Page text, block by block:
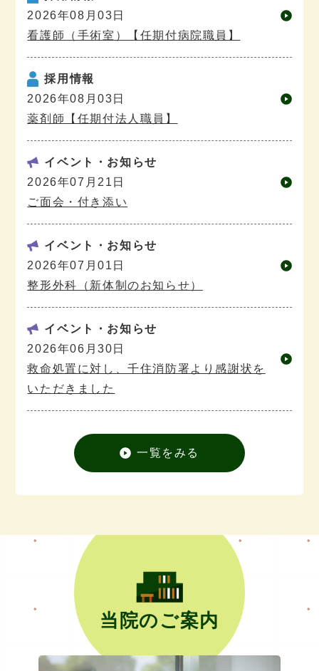
2026年08月03日
看護師（手術室）【任期付病院職員】
採用情報
2026年08月03日
薬剤師【任期付法人職員】
イベント・お知らせ
2026年07月21日
ご面会・付き添い
イベント・お知らせ
2026年07月01日
整形外科（新体制のお知らせ）
イベント・お知らせ
2026年06月30日
救命処置に対し、千住消防署より感謝状を
いただきました
一覧をみる
当院のご案内